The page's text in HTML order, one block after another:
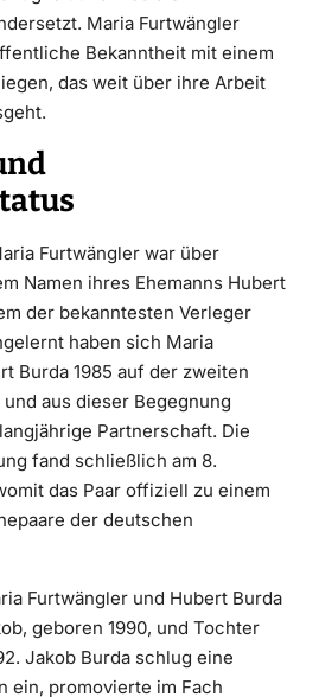
Maria Furtwängler
Bekanntheit mit einem
das weit über ihre Arbeit
Furtwängler war über
Namen ihres Ehemanns Hubert
der bekanntesten Verleger
haben sich Maria
Burda 1985 auf der zweiten
aus dieser Begegnung
Partnerschaft. Die
fand schließlich am 8.
das Paar offiziell zu einem
der deutschen
Furtwängler und Hubert Burda
geboren 1990, und Tochter
Jakob Burda schlug eine
ein, promovierte im Fach